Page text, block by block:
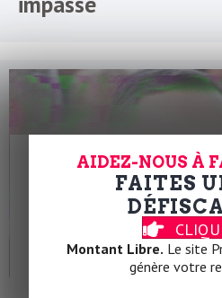
AIDEZ-NOUS À
FAITES
Montant Libre. Le site
génère votre